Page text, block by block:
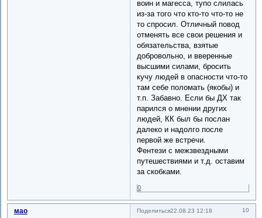
воин и магесса, тупо слилась
из-за того что кто-то что-то не
то спросил. Отличный повод
отменять все свои решения и
обязательства, взятые
добровольно, и вверенные
высшими силами, бросить
кучу людей в опасности что-то
там себе поломать (якобы) и
т.п. Забавно. Если бы ДХ так
парился о мнении других
людей, КК был бы послан
далеко и надолго после
первой же встречи.
Фентези с межзвездными
путешествиями и т.д. оставим
за скобками.
0
Поделиться 10
22.08.23 12:18
мао